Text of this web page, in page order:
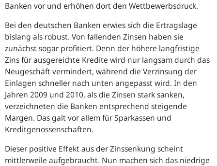
Banken vor und erhöhen dort den Wettbewerbsdruck.
Bei den deutschen Banken erwies sich die Ertragslage
bislang als robust. Von fallenden Zinsen haben sie
zunächst sogar profitiert. Denn der höhere langfristige
Zins für ausgereichte Kredite wird nur langsam durch das
Neugeschäft vermindert, während die Verzinsung der
Einlagen schneller nach unten angepasst wird. In den
Jahren 2009 und 2010, als die Zinsen stark sanken,
verzeichneten die Banken entsprechend steigende
Margen. Das galt vor allem für Sparkassen und
Kreditgenossenschaften.
Dieser positive Effekt aus der Zinssenkung scheint
mittlerweile aufgebraucht. Nun machen sich das niedrige